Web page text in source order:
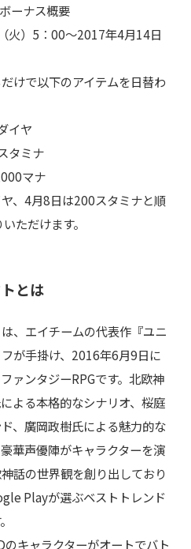
ーナス概要
火）5：00～2017年4月14日
けで以下のアイテムを日替わ
イヤ
タミナ
マナ
、4月8日は200スタミナと順
ただけます。
とは
、エイチームの代表作『ユニ
が手掛け、2016年6月9日に
ァンタジーRPGです。北欧神
よる本格的なシナリオ、桜庭
、廣岡政樹氏による魅力的な
華声優陣がキャラクターを演
話の世界観を創り出しており
Playが選ぶベストトレンド
キャラクターがオートでバト